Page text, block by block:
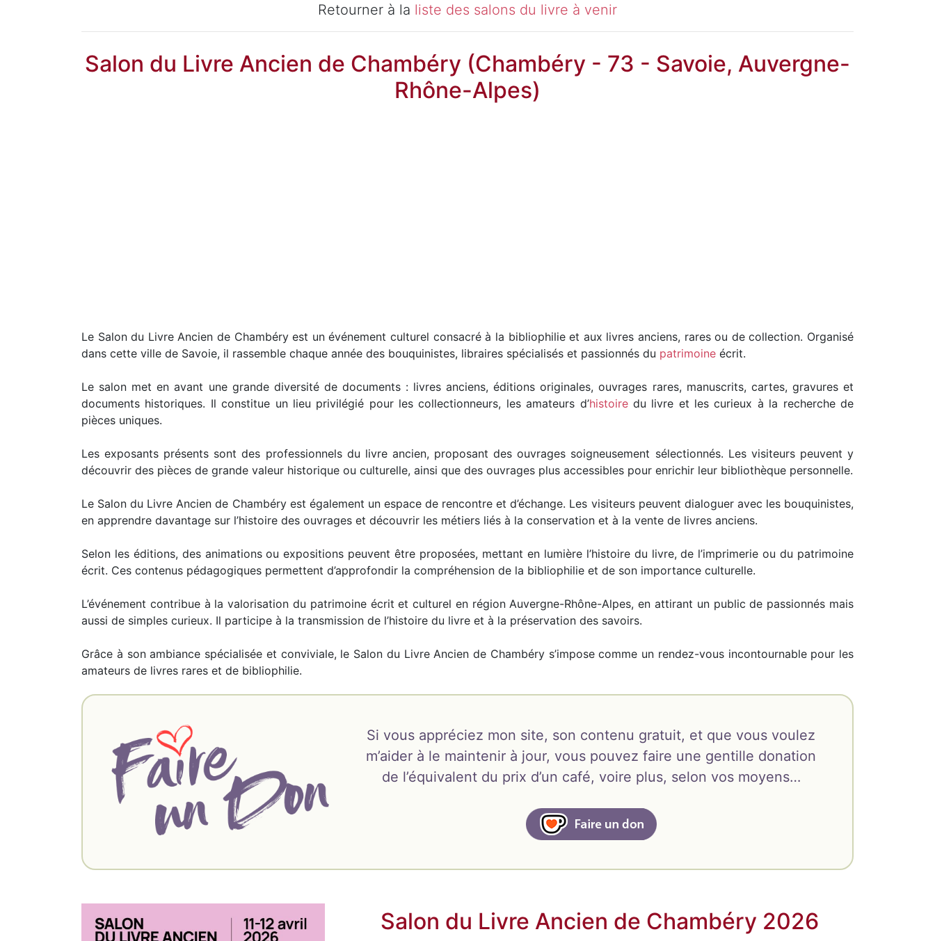
Retourner à la liste des salons du livre à venir
Salon du Livre Ancien de Chambéry (Chambéry - 73 - Savoie, Auvergne-
Rhône-Alpes)
Le Salon du Livre Ancien de Chambéry est un événement culturel consacré à la bibliophilie et aux livres anciens, rares ou de collection. Organisé
dans cette ville de Savoie, il rassemble chaque année des bouquinistes, libraires spécialisés et passionnés du patrimoine écrit.
Le salon met en avant une grande diversité de documents : livres anciens, éditions originales, ouvrages rares, manuscrits, cartes, gravures et
documents historiques. Il constitue un lieu privilégié pour les collectionneurs, les amateurs d’histoiredu livre et les curieux à la recherche de
pièces uniques.
Les exposants présents sont des professionnels du livre ancien, proposant des ouvrages soigneusement sélectionnés. Les visiteurs peuvent y
découvrir des pièces de grande valeur historique ou culturelle, ainsi que des ouvrages plus accessibles pour enrichir leur bibliothèque personnelle.
Le Salon du Livre Ancien de Chambéry est également un espace de rencontre et d’échange. Les visiteurs peuvent dialoguer avec les bouquinistes,
en apprendre davantage sur l’histoire des ouvrages et découvrir les métiers liés à la conservation et à la vente de livres anciens.
Selon les éditions, des animations ou expositions peuvent être proposées, mettant en lumière l’histoire du livre, de l’imprimerie ou du patrimoine
écrit. Ces contenus pédagogiques permettent d’approfondir la compréhension de la bibliophilie et de son importance culturelle.
L’événement contribue à la valorisation du patrimoine écrit et culturel en région Auvergne-Rhône-Alpes, en attirant un public de passionnés mais
aussi de simples curieux. Il participe à la transmission de l’histoire du livre et à la préservation des savoirs.
Grâce à son ambiance spécialisée et conviviale, le Salon du Livre Ancien de Chambéry s’impose comme un rendez-vous incontournable pour les
amateurs de livres rares et de bibliophilie.
Si vous appréciez mon site, son contenu gratuit, et que vous voulez
m’aider à le maintenir à jour, vous pouvez faire une gentille donation
de l’équivalent du prix d’un café, voire plus, selon vos moyens…
Salon du Livre Ancien de Chambéry 2026